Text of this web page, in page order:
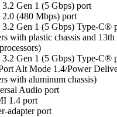
Gen 1 (5 Gbps) port
(480 Mbps) port
Gen 1 (5 Gbps) Type-C®
with plastic chassis and
Gen 1 (5 Gbps) Type-C®
Alt Mode 1.4/Power
with aluminum chassis)
Audio port
1.4 port
adapter port